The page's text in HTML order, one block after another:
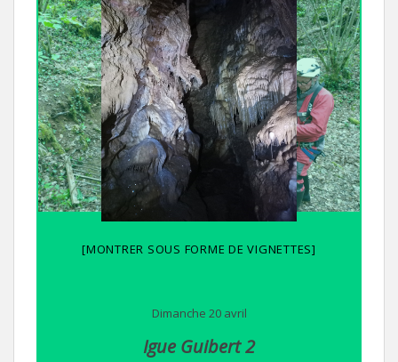
[MONTRER SOUS FORME DE VIGNETTES]
Dimanche 20 avril
Igue Guibert 2